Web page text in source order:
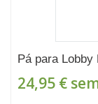
Pá para Lobby
24,95 €